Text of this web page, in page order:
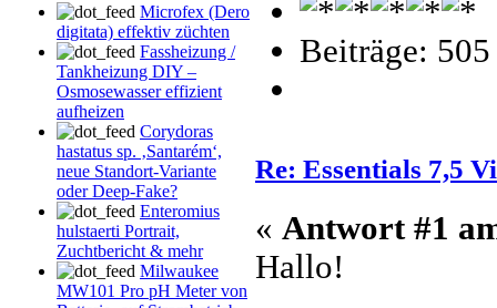
Microfex (Dero
digitata) effektiv züchten
Fassheizung /
Tankheizung DIY –
Osmosewasser effizient
aufheizen
Corydoras
hastatus sp. ‚Santarém‘,
neue Standort-Variante
oder Deep-Fake?
Enteromius
hulstaerti Portrait,
Zuchtbericht & mehr
Milwaukee
MW101 Pro pH Meter von
Beiträge: 505
Re: Essentials 7,5
« Antwort #1
Hallo!